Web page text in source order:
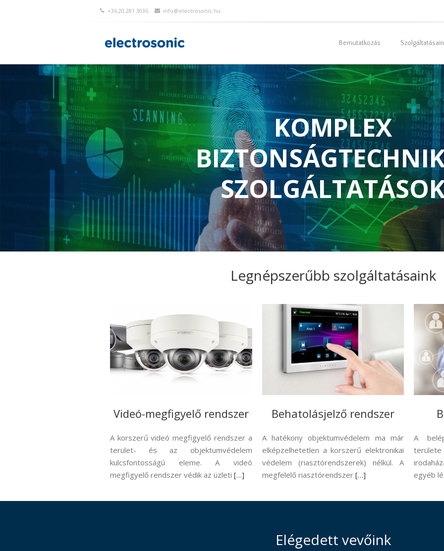
+36 20 281 3036 info@electrosonic.hu
Bemutatkozás
KOMPLEX
SZOLGÁLTATÁSOK
Legnépszerűbb szolgáltatásaink
Videó-megfigyelő rendszer
A korszerű videó megfigyelő rendszer a
terület- és az objektumvédelem
kulcsfontosságú eleme. A videó
megfigyelő rendszer védik az üzleti […]
Behatolásjelző rendszer
A hatékony objektumvédelem ma már
elképzelhetetlen a korszerű elektronikai
védelem (riasztórendszerek) nélkül. A
megfelelő riasztórendszer […]
A
egyéb
Elégedett vevőink